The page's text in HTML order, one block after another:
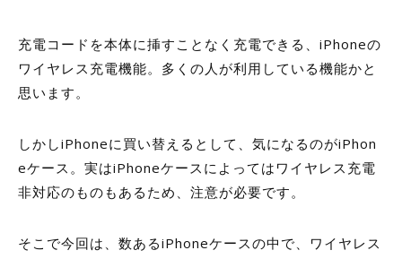
充電コードを本体に挿すことなく充電できる、iPhoneの
ワイヤレス充電機能。多くの人が利用している機能かと
思います。
しかしiPhoneに買い替えるとして、気になるのがiPhon
eケース。実はiPhoneケースによってはワイヤレス充電
非対応のものもあるため、注意が必要です。
そこで今回は、数あるiPhoneケースの中で、ワイヤレス